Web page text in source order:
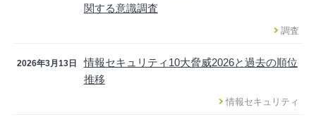
関する意識調査
調査
2026年3月13日
情報セキュリティ10大脅威2026と過去の順位
推移
情報セキュリティ